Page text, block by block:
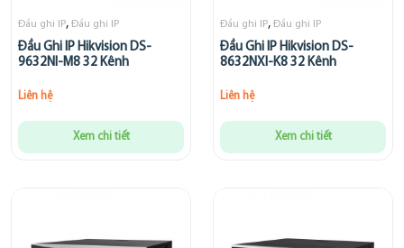
Đầu ghi IP, Đầu ghi IP
Đầu Ghi IP Hikvision DS-
9632NI-M8 32 Kênh
Liên hệ
Xem chi tiết
Đầu ghi IP, Đầu ghi IP
Đầu Ghi IP Hikvision DS-
8632NXI-K8 32 Kênh
Liên hệ
Xem chi tiết